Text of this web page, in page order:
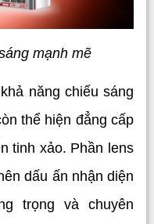
mạnh mẽ
năng chiếu sáng
thể hiện đẳng cấp
tinh xảo. Phần lens
dấu ấn nhận diện
trọng và chuyên